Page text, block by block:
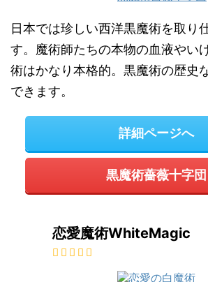
日本では珍しい西洋黒魔術を取り
す。魔術師たちの本物の血液やい
術はかなり本格的。黒魔術の歴史
できます。
詳細ページへ
黒魔術薔薇十字団
恋愛魔術WhiteMagic